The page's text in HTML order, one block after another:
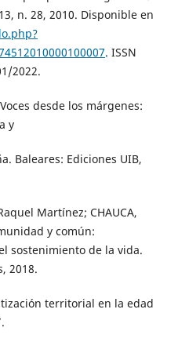
n. 28, 2010. Disponible en
. ISSN
2022.
desde los márgenes:
y
Baleares: Ediciones UIB,
Martínez; CHAUCA,
y común:
sostenimiento de la vida.
2018.
territorial en la edad